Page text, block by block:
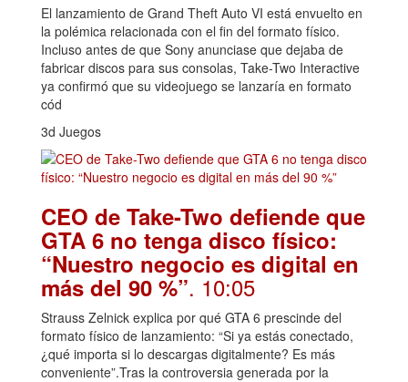
El lanzamiento de Grand Theft Auto VI está envuelto en
la polémica relacionada con el fin del formato físico.
Incluso antes de que Sony anunciase que dejaba de
fabricar discos para sus consolas, Take-Two Interactive
ya confirmó que su videojuego se lanzaría en formato
cód
3d Juegos
CEO de Take-Two defiende que
GTA 6 no tenga disco físico:
“Nuestro negocio es digital en
más del 90 %”. 10:05
Strauss Zelnick explica por qué GTA 6 prescinde del
formato físico de lanzamiento: “Si ya estás conectado,
¿qué importa si lo descargas digitalmente? Es más
conveniente”.Tras la controversia generada por la